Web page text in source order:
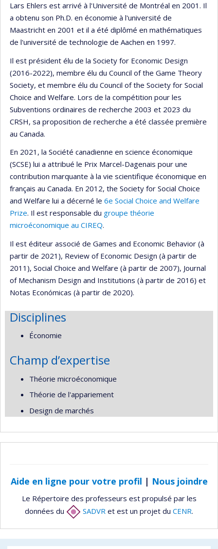
Lars Ehlers est arrivé à l'Université de Montréal en 2001. Il
a obtenu son Ph.D. en économie à l'université de
Maastricht en 2001 et il a été diplômé en mathématiques
de l'université de technologie de Aachen en 1997.
Il est président élu de la Society for Economic Design
(2016-2022), membre élu du Council of the Game Theory
Society, et membre élu du Council of the Society for Social
Choice and Welfare. Lors de la compétition pour les
Subventions ordinaires de recherche 2003 et 2023 du
CRSH, sa proposition de recherche a été classée première
au Canada.
En 2021, la Société canadienne en science économique
(SCSE) lui a attribué le Prix Marcel-Dagenais pour une
contribution marquante à la vie scientifique économique en
français au Canada. En 2012, the Society for Social Choice
and Welfare lui a décerné le 6e Social Choice and Welfare
Prize. Il est responsable du groupe théorie
microéconomique au CIREQ.
Il est éditeur associé de Games and Economic Behavior (à
partir de 2021), Review of Economic Design (à partir de
2011), Social Choice and Welfare (à partir de 2007), Journal
of Mechanism Design and Institutions (à partir de 2016) et
Notas Económicas (à partir de 2020).
Disciplines
Économie
Champ d’expertise
Théorie microéconomique
Théorie de l'appariement
Design de marchés
Aide en ligne pour votre profil | Nous joindre
Le Répertoire des professeurs est propulsé par les
données du
SADVR et est un projet du CENR.